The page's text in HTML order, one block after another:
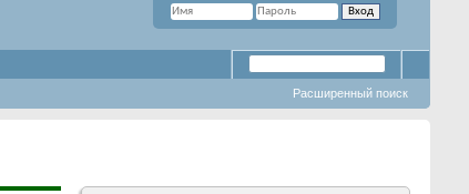
Расширенный поиск